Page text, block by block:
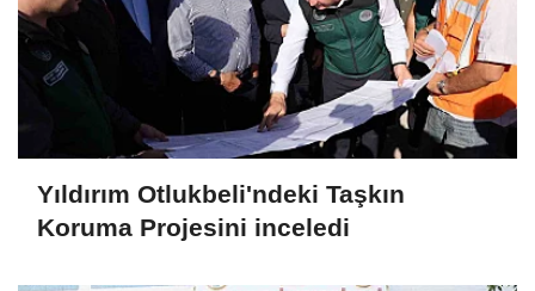
Yıldırım Otlukbeli'ndeki Taşkın
Koruma Projesini inceledi